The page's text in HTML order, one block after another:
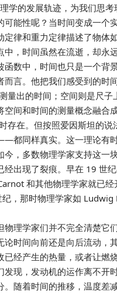
学的发展轨迹，为我们思
能性呢？当时间变成一个
律和重力定律描述了物体
，时间虽然在流逝，却永
数中，时间也只是一个背
言。他把我们感受到的时
量出的时间；空间则是尺
间和时间的测量概念融合
存在。但按照爱因斯坦的
同样真实。这一理论有时
，多数物理学家支持这一
出现了裂痕。早在 19 世
和其他物理学家就已
，那时物理学家如
理学家们并不完全清楚它
时间向前还是向后流动，
经产生的热量，或者让燃
现，发动机的运作离不开
随着时间的推移，温度差